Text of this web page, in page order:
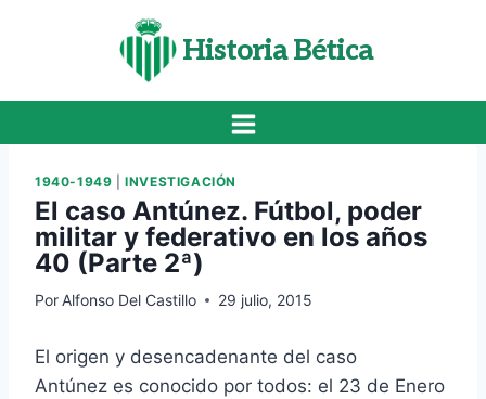
Historia Bética
1940-1949 |INVESTIGACIÓN
El caso Antúnez. Fútbol, poder
militar y federativo en los años
40 (Parte 2ª)
Por Alfonso Del Castillo 29 julio, 2015
El origen y desencadenante del caso
Antúnez es conocido por todos: el 23 de Enero